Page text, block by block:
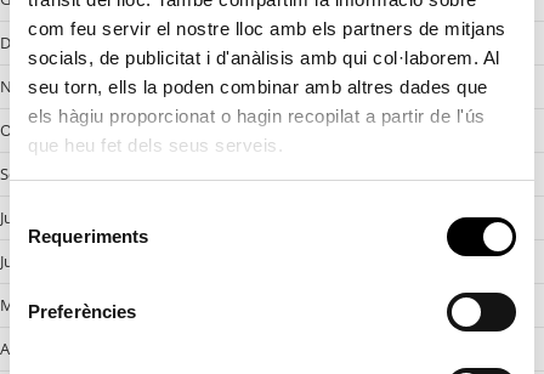
com feu servir el nostre lloc amb els partners de mitjans
socials, de publicitat i d'anàlisis amb qui col·laborem. Al
seu torn, ells la poden combinar amb altres dades que
els hàgiu proporcionat o hagin recopilat a partir de l'ús
que heu fet dels seus serveis.
l
e
c
Requeriments
Preferències
Desembre 2024
Novembre 2024
Octobre 2024
Setembre 2024
Juliol 2024
Juny 2024
Maig 2024
Abril 2024